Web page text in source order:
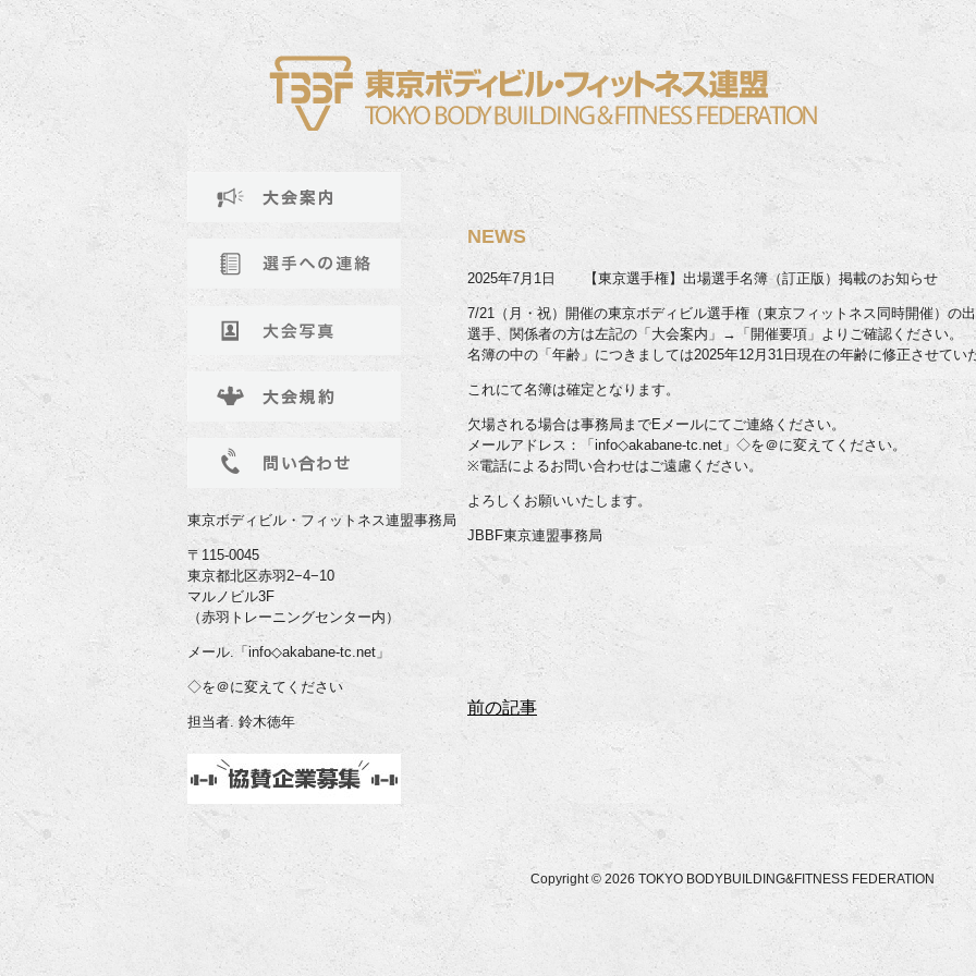
東京ボディビル・フィットネス連盟事務局
〒115-0045
東京都北区赤羽2−4−10
マルノビル3F
（赤羽トレーニングセンター内）
メール.「info◇akabane-tc.net」
◇を＠に変えてください
担当者. 鈴木徳年
NEWS
2025年7月1日 【東京選手権】出場選手名簿（訂正版）掲載のお知らせ
7/21（月・祝）開催の東京ボディビル選手権（東京フィットネス同時開催）の
選手、関係者の方は左記の「大会案内」→「開催要項」よりご確認ください。
名簿の中の「年齢」につきましては2025年12月31日現在の年齢に修正させてい
これにて名簿は確定となります。
欠場される場合は事務局までEメールにてご連絡ください。
メールアドレス：「info◇akabane-tc.net」◇を＠に変えてください。
※電話によるお問い合わせはご遠慮ください。
よろしくお願いいたします。
JBBF東京連盟事務局
前の記事
Copyright © 2026 TOKYO BODYBUILDING&FITNESS FEDERATION